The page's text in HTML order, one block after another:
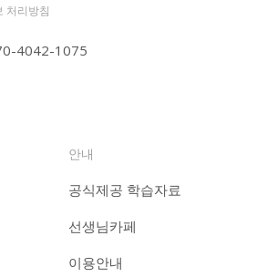
처리방침
4042-1075
안내
공식제공 학습자료
선생님카페
이용안내